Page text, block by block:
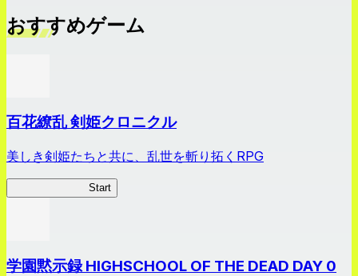
おすすめゲーム
百花繚乱 剣姫クロニクル
美しき剣姫たちと共に、乱世を斬り拓くRPG
Start
学園黙示録 HIGHSCHOOL OF THE DEAD DAY 0